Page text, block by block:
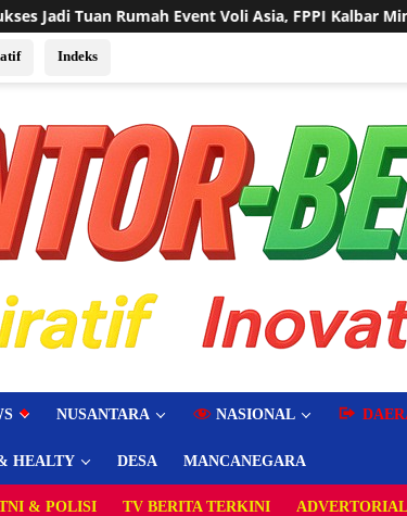
FPPI Kalbar Minta Transparansi Anggaran
Indeks
NUSANTARA NASIONAL
HEALTY DESA MANCANEGARA
& POLISI TV BERITA TERKINI ADVERTORIAL